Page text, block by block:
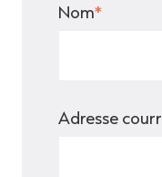
Nom*
Adresse